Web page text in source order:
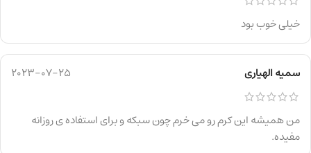
خیلی خوب بود
سمیه الهیاری 2023-07-25
من همیشه این کرم رو می خرم چون سبکه و برای استفاده ی روزانه
مفیده.